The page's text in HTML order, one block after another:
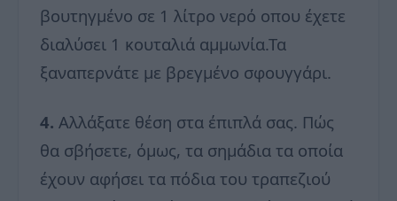
βουτηγμένο σε 1 λίτρο νερό οπου έχετε
διαλύσει 1 κουταλιά αμμωνία.Τα
ξαναπερνάτε με βρεγμένο σφουγγάρι.
4. Αλλάξατε θέση στα έπιπλά σας. Πώς
θα σβήσετε, όμως, τα σημάδια τα οποία
έχουν αφήσει τα πόδια του τραπεζιού